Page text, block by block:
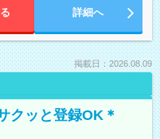
詳細へ
掲載日：2026.08.09
クッと登録OK＊